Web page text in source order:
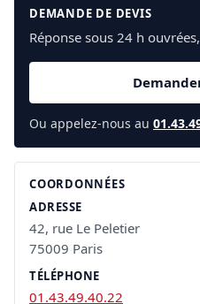
DEMANDE DE DEVIS
Réponse sous 24 h
Ou appelez-nous au
COORDONNÉES
ADRESSE
42, rue Le Peletier
75009 Paris
TÉLÉPHONE
01.43.49.40.22